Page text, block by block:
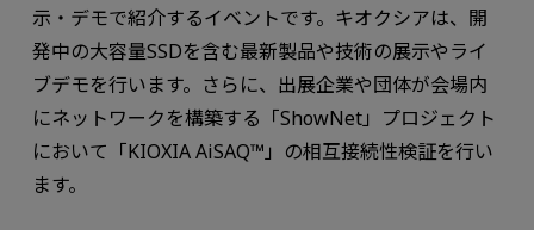
示・デモで紹介するイベントです。キオクシアは、開
発中の大容量SSDを含む最新製品や技術の展示やライ
ブデモを行います。さらに、出展企業や団体が会場内
にネットワークを構築する「ShowNet」プロジェクト
において「KIOXIA AiSAQ™」の相互接続性検証を行い
ます。